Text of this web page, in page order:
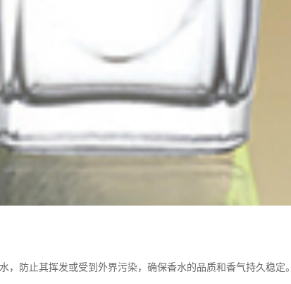
，防止其挥发或受到外界污染，确保香水的品质和香气持久稳定。